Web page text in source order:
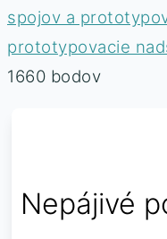
spojov a
prototypovacie
1660 bodov
Nepájivé